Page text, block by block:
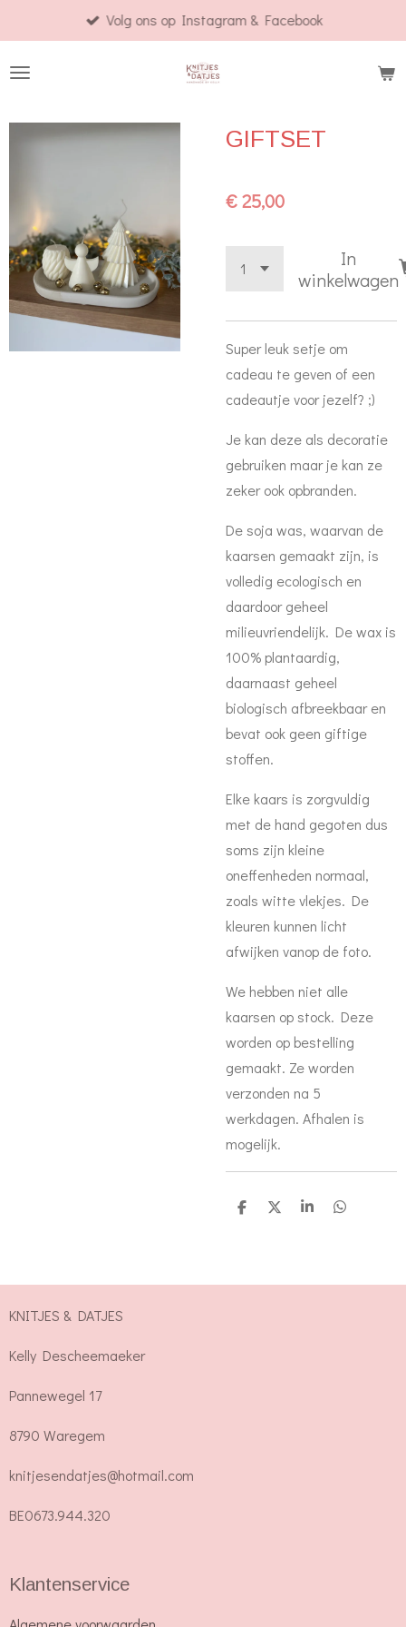
direct
naar
hoofdinhoud
Volg ons op Instagram & Facebook
GIFTSET
€ 25,00
In
winkelwagen
Super leuk setje om
cadeau te geven of een
cadeautje voor jezelf? ;)
Je kan deze als decoratie
gebruiken maar je kan ze
zeker ook opbranden.
De soja was, waarvan de
kaarsen gemaakt zijn, is
volledig ecologisch en
daardoor geheel
milieuvriendelijk. De wax is
100% plantaardig,
daarnaast geheel
biologisch afbreekbaar en
bevat ook geen giftige
stoffen.
Elke kaars is zorgvuldig
met de hand gegoten dus
soms zijn kleine
oneffenheden normaal,
zoals witte vlekjes. De
kleuren kunnen licht
afwijken vanop de foto.
We hebben niet alle
kaarsen op stock. Deze
worden op bestelling
gemaakt. Ze worden
verzonden na 5
werkdagen. Afhalen is
mogelijk.
D
D
S
D
KNITJES & DATJES
Kelly Descheemaeker
Pannewegel 17
8790 Waregem
knitjesendatjes@hotmail.com
BE0673.944.320
Klantenservice